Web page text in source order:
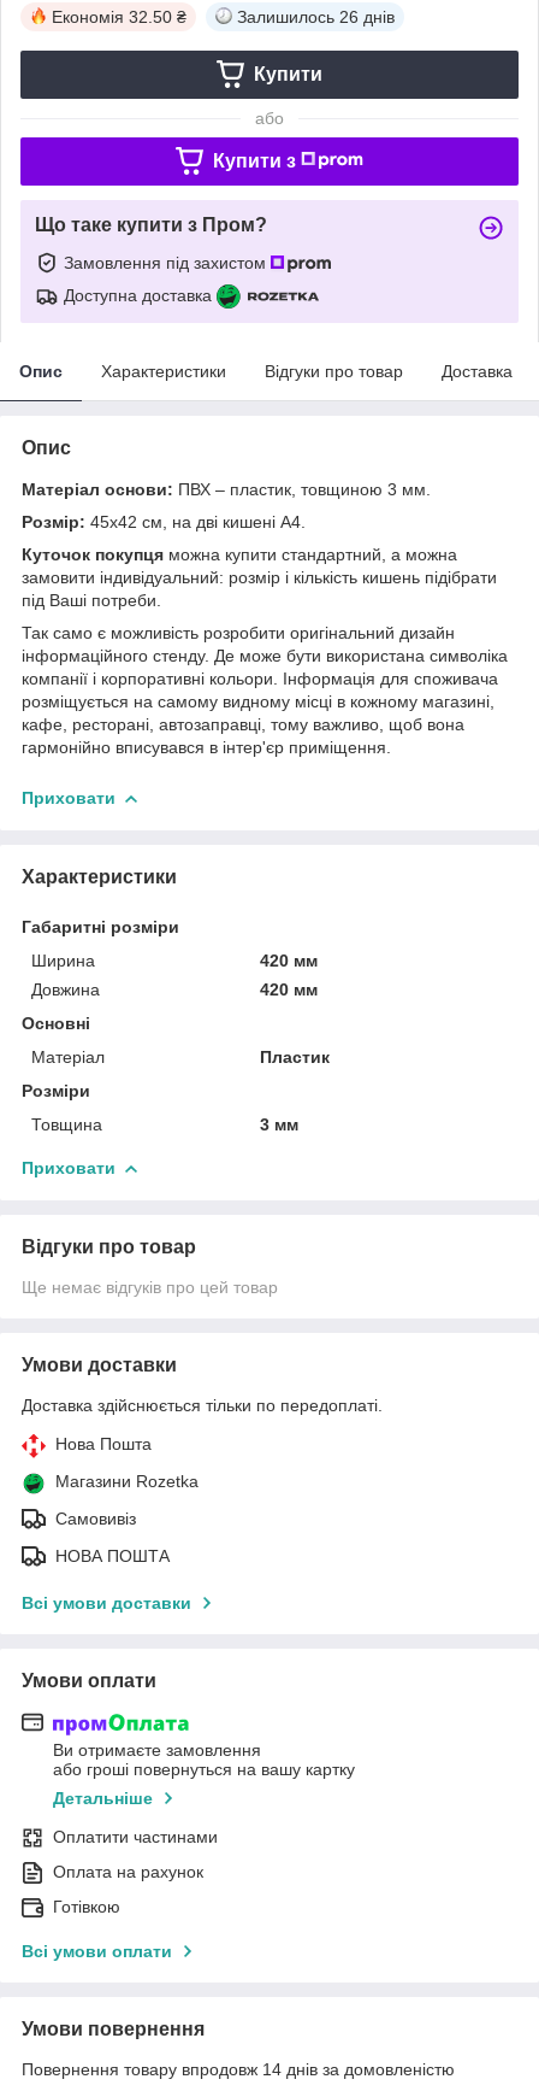
Економія 32.50 ₴ Залишилось 26 днів
Купити
або
Купити з
Що таке купити з Пром?
Замовлення під захистом
Доступна доставка
Опис Характеристики Відгуки про товар Доставка
Опис
Матеріал основи: ПВХ – пластик, товщиною 3 мм.
Розмір: 45х42 см, на дві кишені А4.
Куточок покупця можна купити стандартний, а можна
замовити індивідуальний: розмір і кількість кишень підібрати
під Ваші потреби.
Так само є можливість розробити оригінальний дизайн
інформаційного стенду. Де може бути використана символіка
компанії і корпоративні кольори. Інформація для споживача
розміщується на самому видному місці в кожному магазині,
кафе, ресторані, автозаправці, тому важливо, щоб вона
гармонійно вписувався в інтер'єр приміщення.
Приховати
Характеристики
Габаритні розміри
Ширина
420 мм
Довжина
420 мм
Основні
Матеріал
Пластик
Розміри
Товщина
3 мм
Приховати
Відгуки про товар
Ще немає відгуків про цей товар
Умови доставки
Доставка здійснюється тільки по передоплаті.
Нова Пошта
Магазини Rozetka
Самовивіз
НОВА ПОШТА
Всі умови доставки
Умови оплати
Ви отримаєте замовлення
або гроші повернуться на вашу картку
Детальніше
Оплатити частинами
Оплата на рахунок
Готівкою
Всі умови оплати
Умови повернення
Повернення товару впродовж 14 днів за домовленістю